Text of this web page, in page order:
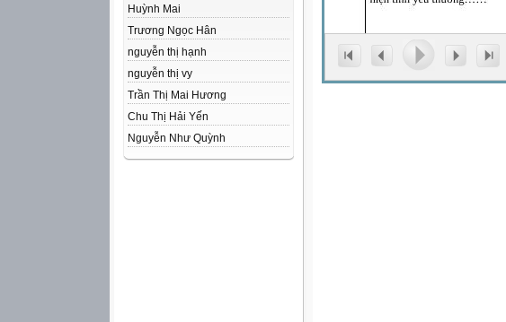
Huỳnh Mai
Trương Ngọc Hân
nguyễn thị hạnh
nguyễn thị vy
Trần Thị Mai Hương
Chu Thị Hải Yến
Nguyễn Như Quỳnh